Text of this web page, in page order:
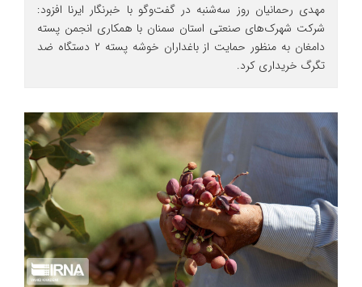
مهدی رحمانیان روز سه‌شنبه در گفت‌وگو با خبرنگار ایرنا افزود:
شرکت شهرک‌های صنعتی استان سمنان با همکاری انجمن پسته
دامغان به منظور حمایت از باغداران خوشه پسته ۲ دستگاه ضد
تگرگ خریداری کرد.